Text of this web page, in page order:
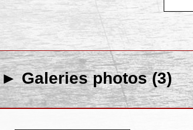
► Galeries photos (3)